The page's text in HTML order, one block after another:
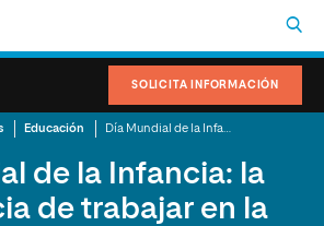
SOLICITA INFORMACIÓN
Educación
de la Infancia: la
de trabajar en la